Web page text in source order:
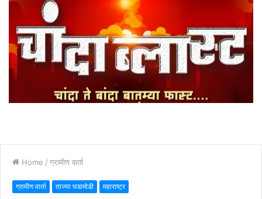
Home / ग्रामीण वार्ता
ग्रामीण वार्ता ताज्या घडामोडी महाराष्ट्र